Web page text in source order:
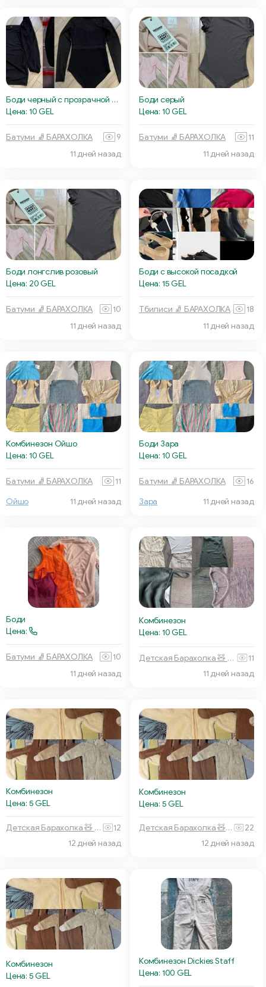
Боди черный с прозрачной сеткой
Цена: 10 GEL
Батуми 🧦 БАРАХОЛКА
9
11 дней назад
Боди серый
Цена: 10 GEL
Батуми 🧦 БАРАХОЛКА
11
11 дней назад
Боди лонгслив розовый
Цена: 20 GEL
Батуми 🧦 БАРАХОЛКА
10
11 дней назад
Боди с высокой посадкой
Цена: 15 GEL
Тбилиси 🧦 БАРАХОЛКА
18
11 дней назад
Комбинезон Ойшо
Цена: 10 GEL
Батуми 🧦 БАРАХОЛКА 11
Ойшо 11 дней назад
Боди Зара
Цена: 10 GEL
Батуми 🧦 БАРАХОЛКА 16
Зара 11 дней назад
Боди
Цена:
Батуми 🧦 БАРАХОЛКА
10
11 дней назад
Комбинезон
Цена: 10 GEL
Детская Барахолка 🧸 Батуми
11
11 дней назад
Комбинезон
Цена: 5 GEL
Детская Барахолка 🧸 Батуми
12
12 дней назад
Комбинезон
Цена: 5 GEL
Детская Барахолка 🧸 Батуми
22
12 дней назад
Комбинезон
Цена: 5 GEL
Комбинезон Dickies Staff
Цена: 100 GEL